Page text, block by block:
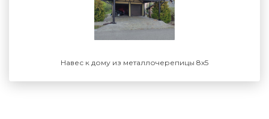
Навес к дому из металлочерепицы 8х5